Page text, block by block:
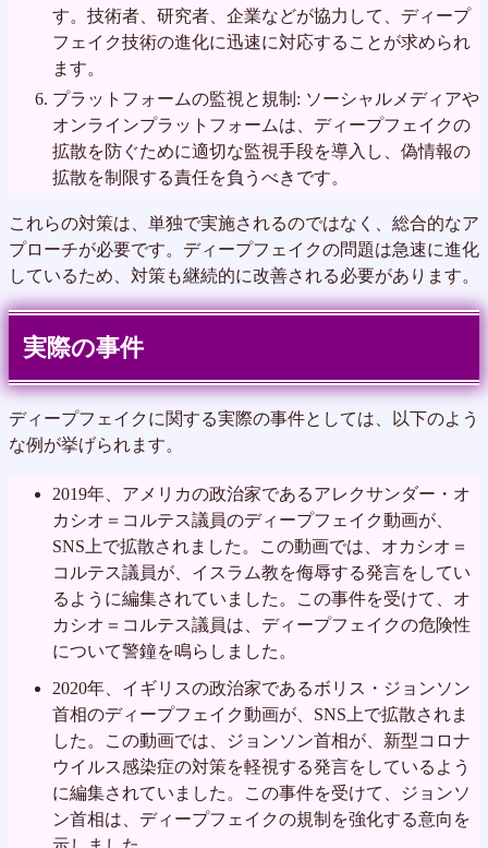
す。技術者、研究者、企業などが協力して、ディープ
フェイク技術の進化に迅速に対応することが求められ
ます。
プラットフォームの監視と規制: ソーシャルメディアや
オンラインプラットフォームは、ディープフェイクの
拡散を防ぐために適切な監視手段を導入し、偽情報の
拡散を制限する責任を負うべきです。
これらの対策は、単独で実施されるのではなく、総合的なア
プローチが必要です。ディープフェイクの問題は急速に進化
しているため、対策も継続的に改善される必要があります。
実際の事件
ディープフェイクに関する実際の事件としては、以下のよう
な例が挙げられます。
2019年、アメリカの政治家であるアレクサンダー・オ
カシオ＝コルテス議員のディープフェイク動画が、
SNS上で拡散されました。この動画では、オカシオ＝
コルテス議員が、イスラム教を侮辱する発言をしてい
るように編集されていました。この事件を受けて、オ
カシオ＝コルテス議員は、ディープフェイクの危険性
について警鐘を鳴らしました。
2020年、イギリスの政治家であるボリス・ジョンソン
首相のディープフェイク動画が、SNS上で拡散されま
した。この動画では、ジョンソン首相が、新型コロナ
ウイルス感染症の対策を軽視する発言をしているよう
に編集されていました。この事件を受けて、ジョンソ
ン首相は、ディープフェイクの規制を強化する意向を